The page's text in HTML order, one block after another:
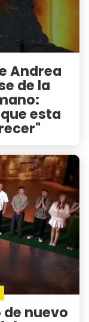
Andrea
de la
esta
nuevo